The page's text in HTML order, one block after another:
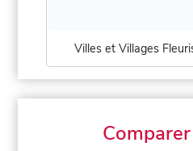
Villes et Villages